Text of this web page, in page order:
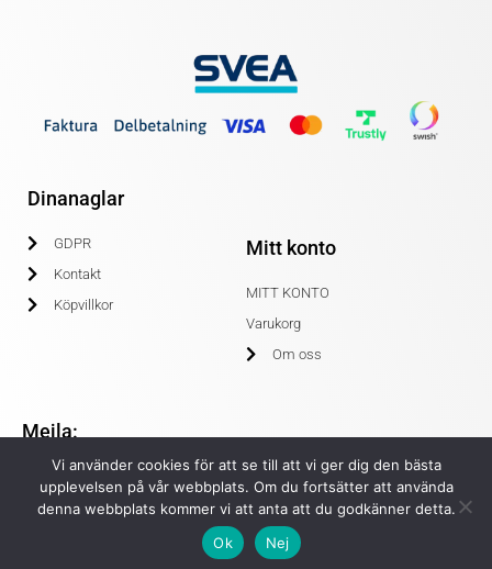
Dinanaglar
GDPR
Kontakt
Köpvillkor
Mitt konto
MITT KONTO
Varukorg
Om oss
Mejla:
info@dinanaglar.se
© COPYRIGHT 2020 DINANAGLAR.SE
Vi använder cookies för att se till att vi ger dig den bästa
upplevelsen på vår webbplats. Om du fortsätter att använda
denna webbplats kommer vi att anta att du godkänner detta.
Ok
Nej